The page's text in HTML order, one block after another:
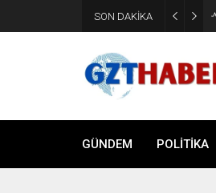
SON DAKİKA
GÜNDEM POLİTİKA